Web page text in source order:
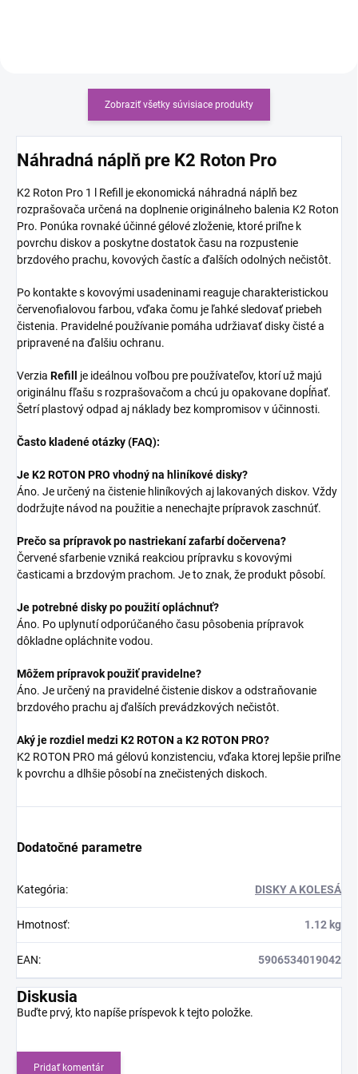
Zobraziť všetky súvisiace produkty
Náhradná náplň pre K2 Roton Pro
K2 Roton Pro 1 l Refill je ekonomická náhradná náplň bez
rozprašovača určená na doplnenie originálneho balenia K2 Roton
Pro. Ponúka rovnaké účinné gélové zloženie, ktoré priľne k
povrchu diskov a poskytne dostatok času na rozpustenie
brzdového prachu, kovových častíc a ďalších odolných nečistôt.
Po kontakte s kovovými usadeninami reaguje charakteristickou
červenofialovou farbou, vďaka čomu je ľahké sledovať priebeh
čistenia. Pravidelné používanie pomáha udržiavať disky čisté a
pripravené na ďalšiu ochranu.
Verzia Refill
je ideálnou voľbou pre používateľov, ktorí už majú
originálnu fľašu s rozprašovačom a chcú ju opakovane dopĺňať.
Šetrí plastový odpad aj náklady bez kompromisov v účinnosti.
Často kladené otázky (FAQ):
Je K2 ROTON PRO vhodný na hliníkové disky?
Áno. Je určený na čistenie hliníkových aj lakovaných diskov. Vždy
dodržujte návod na použitie a nenechajte prípravok zaschnúť.
Prečo sa prípravok po nastriekaní zafarbí dočervena?
Červené sfarbenie vzniká reakciou prípravku s kovovými
časticami a brzdovým prachom. Je to znak, že produkt pôsobí.
Je potrebné disky po použití opláchnuť?
Áno. Po uplynutí odporúčaného času pôsobenia prípravok
dôkladne opláchnite vodou.
Môžem prípravok použiť pravidelne?
Áno. Je určený na pravidelné čistenie diskov a odstraňovanie
brzdového prachu aj ďalších prevádzkových nečistôt.
Aký je rozdiel medzi K2 ROTON a K2 ROTON PRO?
K2 ROTON PRO má gélovú konzistenciu, vďaka ktorej lepšie priľne
k povrchu a dlhšie pôsobí na znečistených diskoch.
Dodatočné parametre
Kategória: DISKY A KOLESÁ
Hmotnosť: 1.12 kg
EAN: 5906534019042
Diskusia
Buďte prvý, kto napíše príspevok k tejto položke.
Pridať komentár